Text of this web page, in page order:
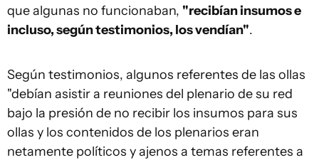
que algunas no funcionaban, "recibían insumos e
incluso, según testimonios, los vendían".
Según testimonios, algunos referentes de las ollas
"debían asistir a reuniones del plenario de su red
bajo la presión de no recibir los insumos para sus
ollas y los contenidos de los plenarios eran
netamente políticos y ajenos a temas referentes a